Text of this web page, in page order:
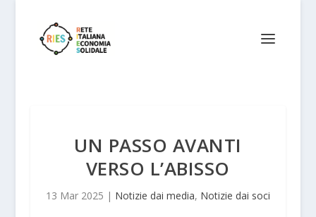
UN PASSO AVANTI
VERSO L’ABISSO
13 Mar 2025 | Notizie dai media, Notizie dai soci